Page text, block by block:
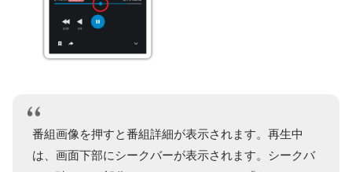
番組画像を押すと番組詳細が表示されます。再生中
は、画面下部にシークバーが表示されます。シークバ